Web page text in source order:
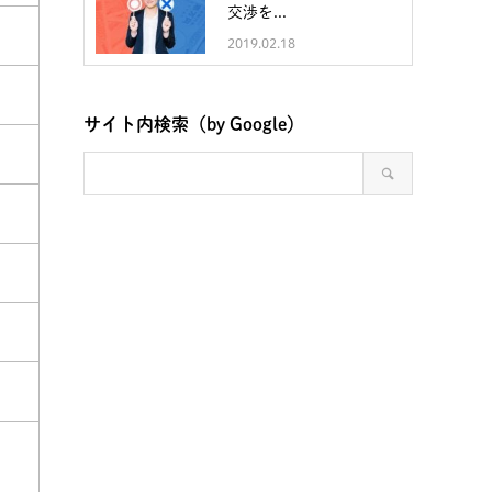
交渉を...
2019.02.18
サイト内検索（by Google）